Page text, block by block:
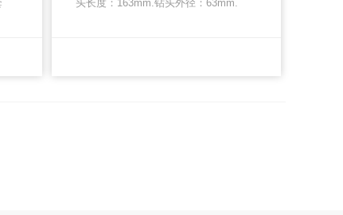
头长度：163mm.钻头外径：63mm.